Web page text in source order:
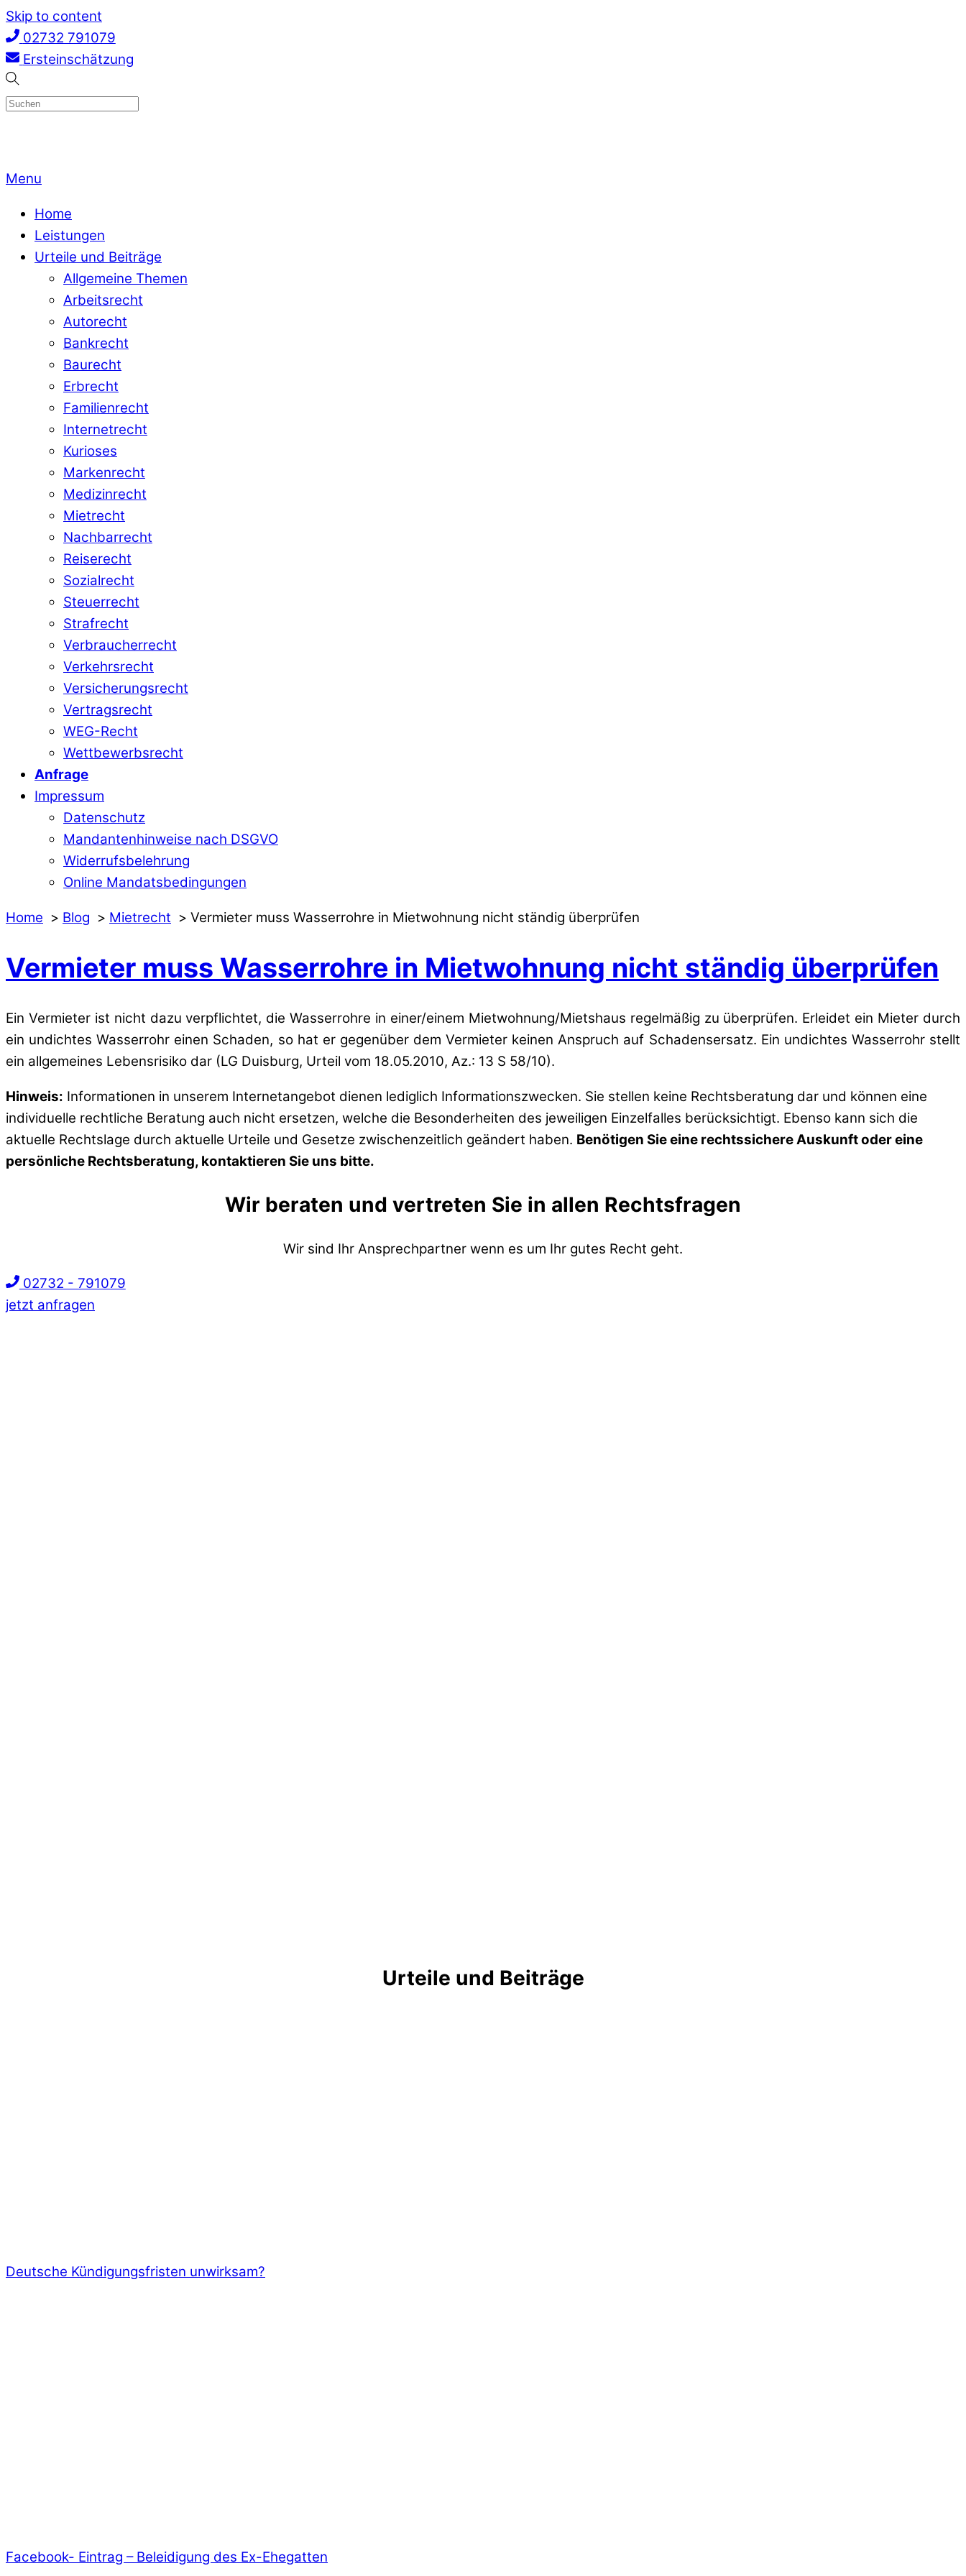
Skip to content
02732 791079
Ersteinschätzung
Menu
Home
Leistungen
Urteile und Beiträge
Allgemeine Themen
Arbeitsrecht
Autorecht
Bankrecht
Baurecht
Erbrecht
Familienrecht
Internetrecht
Kurioses
Markenrecht
Medizinrecht
Mietrecht
Nachbarrecht
Reiserecht
Sozialrecht
Steuerrecht
Strafrecht
Verbraucherrecht
Verkehrsrecht
Versicherungsrecht
Vertragsrecht
WEG-Recht
Wettbewerbsrecht
Anfrage
Impressum
Datenschutz
Mandantenhinweise nach DSGVO
Widerrufsbelehrung
Online Mandatsbedingungen
Home Blog Mietrecht Vermieter muss Wasserrohre in Mietwohnung nicht ständig überprüfen
Vermieter muss Wasserrohre in Mietwohnung nicht ständig überprüfen
Ein Vermieter ist nicht dazu verpflichtet, die Wasserrohre in einer/einem Mietwohnung/Mietshaus regelmäßig zu überprüfen. Erleidet ein Mieter durch
ein undichtes Wasserrohr einen Schaden, so hat er gegenüber dem Vermieter keinen Anspruch auf Schadensersatz. Ein undichtes Wasserrohr stellt
ein allgemeines Lebensrisiko dar (LG Duisburg, Urteil vom 18.05.2010, Az.: 13 S 58/10).
Hinweis: Informationen in unserem Internetangebot dienen lediglich Informationszwecken. Sie stellen keine Rechtsberatung dar und können eine
individuelle rechtliche Beratung auch nicht ersetzen, welche die Besonderheiten des jeweiligen Einzelfalles berücksichtigt. Ebenso kann sich die
aktuelle Rechtslage durch aktuelle Urteile und Gesetze zwischenzeitlich geändert haben. Benötigen Sie eine rechtssichere Auskunft oder eine
persönliche Rechtsberatung, kontaktieren Sie uns bitte.
Wir beraten und vertreten Sie in allen Rechtsfragen
Wir sind Ihr Ansprechpartner wenn es um Ihr gutes Recht geht.
02732 - 791079
jetzt anfragen
Urteile und Beiträge
Deutsche Kündigungsfristen unwirksam?
Facebook- Eintrag – Beleidigung des Ex-Ehegatten